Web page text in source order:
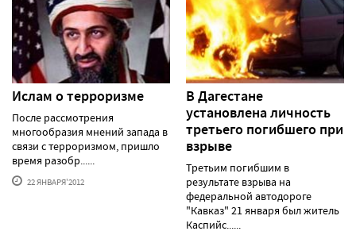
Ислам о терроризме
После рассмотрения
многообразия мнений запада в
связи с терроризмом, пришло
время разобр......
22 ЯНВАРЯ'2012
В Дагестане
установлена личность
третьего погибшего при
взрыве
Третьим погибшим в
результате взрыва на
федеральной автодороге
"Кавказ" 21 января был житель
Каспийс......